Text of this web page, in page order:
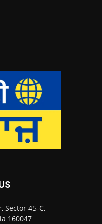
Sector 45-C,
160047